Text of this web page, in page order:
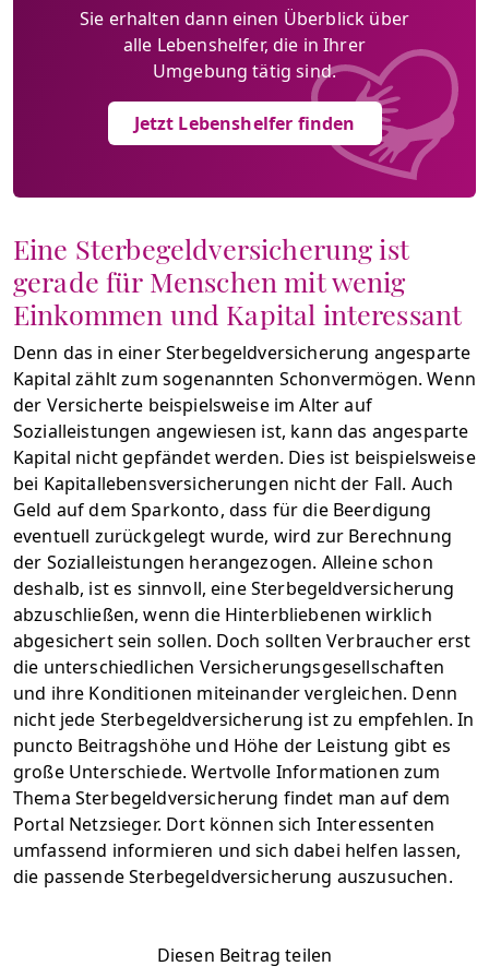
Sie erhalten dann einen Überblick über
alle Lebenshelfer, die in Ihrer
Umgebung tätig sind.
Jetzt Lebenshelfer finden
Eine Sterbegeldversicherung ist
gerade für Menschen mit wenig
Einkommen und Kapital interessant
Denn das in einer Sterbegeldversicherung angesparte
Kapital zählt zum sogenannten Schonvermögen. Wenn
der Versicherte beispielsweise im Alter auf
Sozialleistungen angewiesen ist, kann das angesparte
Kapital nicht gepfändet werden. Dies ist beispielsweise
bei Kapitallebensversicherungen nicht der Fall. Auch
Geld auf dem Sparkonto, dass für die Beerdigung
eventuell zurückgelegt wurde, wird zur Berechnung
der Sozialleistungen herangezogen. Alleine schon
deshalb, ist es sinnvoll, eine Sterbegeldversicherung
abzuschließen, wenn die Hinterbliebenen wirklich
abgesichert sein sollen. Doch sollten Verbraucher erst
die unterschiedlichen Versicherungsgesellschaften
und ihre Konditionen miteinander vergleichen. Denn
nicht jede Sterbegeldversicherung ist zu empfehlen. In
puncto Beitragshöhe und Höhe der Leistung gibt es
große Unterschiede. Wertvolle Informationen zum
Thema Sterbegeldversicherung findet man auf dem
Portal Netzsieger. Dort können sich Interessenten
umfassend informieren und sich dabei helfen lassen,
die passende Sterbegeldversicherung auszusuchen.
Diesen Beitrag teilen